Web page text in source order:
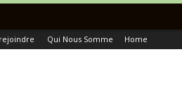
Qui Nous Somme Home
Toutes Les